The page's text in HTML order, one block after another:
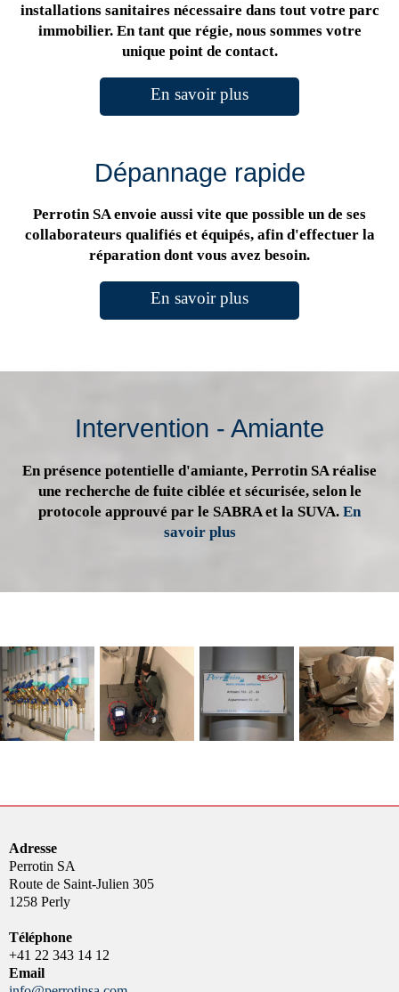
installations sanitaires nécessaire dans tout votre parc
immobilier. En tant que régie, nous sommes votre
unique point de contact.
En savoir plus
Dépannage rapide
Perrotin SA envoie aussi vite que possible un de ses
collaborateurs qualifiés et équipés, afin d'effectuer la
réparation dont vous avez besoin.
En savoir plus
Intervention - Amiante
En présence potentielle d'amiante, Perrotin SA réalise
une recherche de fuite ciblée et sécurisée, selon le
protocole approuvé par le SABRA et la SUVA. En
savoir plus
Adresse
Perrotin SA
Route de Saint-Julien 305
1258 Perly
Téléphone
+41 22 343 14 12
Email